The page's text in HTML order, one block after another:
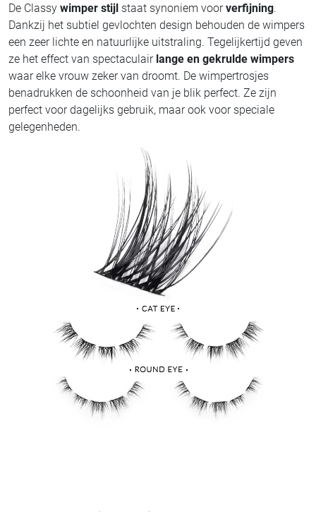
De Classy wimper stijl staat synoniem voorverfijning.
Dankzij het subtiel gevlochten design behouden de wimpers
een zeer lichte en natuurlijke uitstraling. Tegelijkertijd geven
ze het effect van spectaculair lange en gekrulde wimpers
waar elke vrouw zeker van droomt. De wimpertrosjes
benadrukken de schoonheid van je blik perfect. Ze zijn
perfect voor dagelijks gebruik, maar ook voor speciale
gelegenheden.